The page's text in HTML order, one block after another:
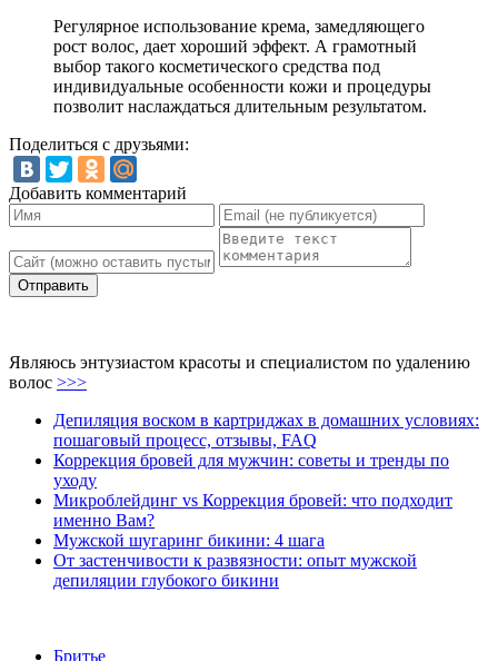
Регулярное использование крема, замедляющего
рост волос, дает хороший эффект. А грамотный
выбор такого косметического средства под
индивидуальные особенности кожи и процедуры
позволит наслаждаться длительным результатом.
Поделиться с друзьями:
Добавить комментарий
Являюсь энтузиастом красоты и специалистом по удалению
волос >>>
Депиляция воском в картриджах в домашних условиях:
пошаговый процесс, отзывы, FAQ
Коррекция бровей для мужчин: советы и тренды по
уходу
Микроблейдинг vs Коррекция бровей: что подходит
именно Вам?
Мужской шугаринг бикини: 4 шага
От застенчивости к развязности: опыт мужской
депиляции глубокого бикини
Бритье